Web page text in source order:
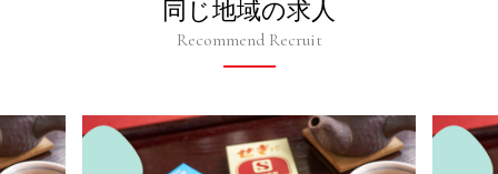
同じ地域の求人
Recommend Recruit